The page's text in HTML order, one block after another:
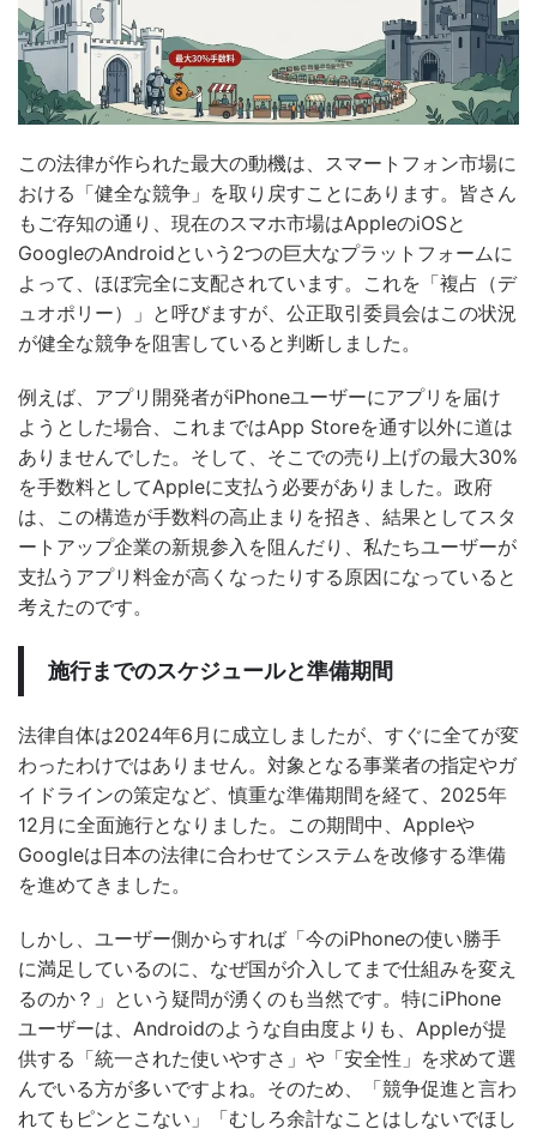
この法律が作られた最大の動機は、スマートフォン市場に
おける「健全な競争」を取り戻すことにあります。皆さん
もご存知の通り、現在のスマホ市場はAppleのiOSと
GoogleのAndroidという2つの巨大なプラットフォームに
よって、ほぼ完全に支配されています。これを「複占（デ
ュオポリー）」と呼びますが、公正取引委員会はこの状況
が健全な競争を阻害していると判断しました。
例えば、アプリ開発者がiPhoneユーザーにアプリを届け
ようとした場合、これまではApp Storeを通す以外に道は
ありませんでした。そして、そこでの売り上げの最大30%
を手数料としてAppleに支払う必要がありました。政府
は、この構造が手数料の高止まりを招き、結果としてスタ
ートアップ企業の新規参入を阻んだり、私たちユーザーが
支払うアプリ料金が高くなったりする原因になっていると
考えたのです。
施行までのスケジュールと準備期間
法律自体は2024年6月に成立しましたが、すぐに全てが変
わったわけではありません。対象となる事業者の指定やガ
イドラインの策定など、慎重な準備期間を経て、2025年
12月に全面施行となりました。この期間中、Appleや
Googleは日本の法律に合わせてシステムを改修する準備
を進めてきました。
しかし、ユーザー側からすれば「今のiPhoneの使い勝手
に満足しているのに、なぜ国が介入してまで仕組みを変え
るのか？」という疑問が湧くのも当然です。特にiPhone
ユーザーは、Androidのような自由度よりも、Appleが提
供する「統一された使いやすさ」や「安全性」を求めて選
んでいる方が多いですよね。そのため、「競争促進と言わ
れてもピンとこない」「むしろ余計なことはしないでほし